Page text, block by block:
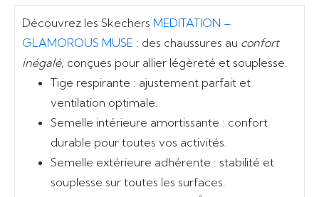
Découvrez les Skechers MEDITATION –
GLAMOROUS MUSE : des chaussures au confort
inégalé, conçues pour allier légèreté et souplesse.
Tige respirante : ajustement parfait et
ventilation optimale.
Semelle intérieure amortissante : confort
durable pour toutes vos activités.
Semelle extérieure adhérente : stabilité et
souplesse sur toutes les surfaces.